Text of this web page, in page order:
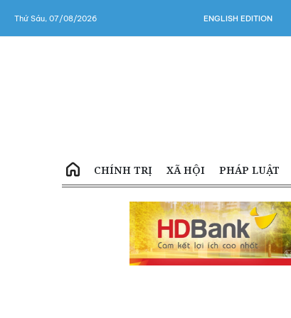
Thứ Sáu, 07/08/2026 ENGLISH EDITION
CHÍNH TRỊ XÃ HỘI PHÁP LUẬT